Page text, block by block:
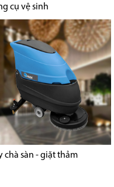
cụ vệ sinh
chà sàn - giặt thảm